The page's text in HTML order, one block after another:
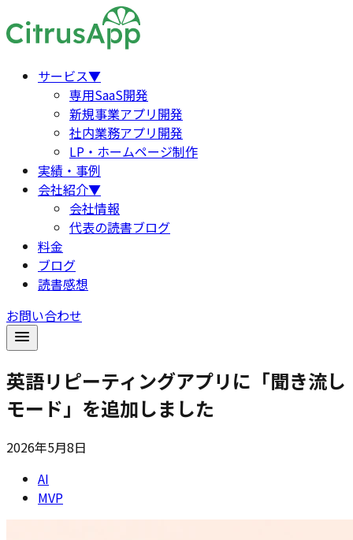
サービス▼
専用SaaS開発
新規事業アプリ開発
社内業務アプリ開発
LP・ホームページ制作
実績・事例
会社紹介▼
会社情報
代表の読書ブログ
料金
ブログ
読書感想
お問い合わせ
英語リピーティングアプリに「聞き流し
モード」を追加しました
2026年5月8日
AI
MVP